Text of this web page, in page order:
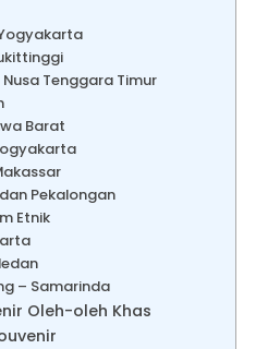
Tenggara Timur
Barat
Pekalongan
Etnik
– Samarinda
Oleh-oleh Khas